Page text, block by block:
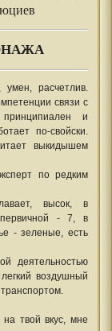
расчетлив.
связи с
и
по-свойски.
выкидышем
по редким
высок, в
- 7, в
- зеленые, есть
деятельностью
воздушный
твой вкус, мне